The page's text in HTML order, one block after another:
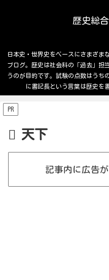
歴史総
日本史・世界史をベースにさまざま
ブログ。歴史は社会科の「過去」担
うのが目的です。試験の点数はうち
に書記長という言葉は歴史を
PR
天下
記事内に広告